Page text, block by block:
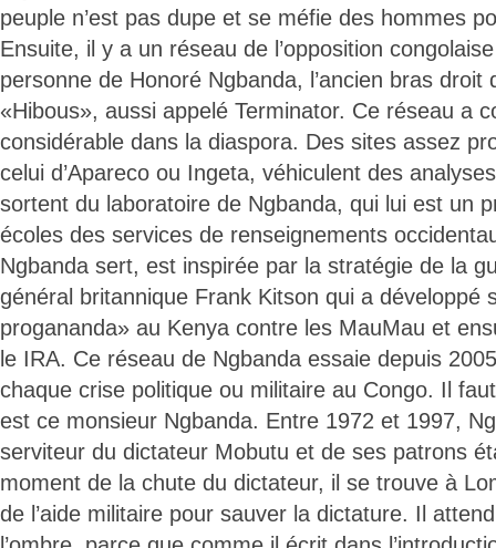
peuple n’est pas dupe et se méfie des hommes
Ensuite, il y a un réseau de l’opposition
personne de Honoré Ngbanda, l’ancien bras
«Hibous», aussi appelé Terminator. Ce réseau a
considérable dans la diaspora. Des sites assez
celui d’Apareco ou Ingeta, véhiculent des
sortent du laboratoire de Ngbanda, qui lui est un
écoles des services de renseignements
Ngbanda sert, est inspirée par la stratégie de la
général britannique Frank Kitson qui a développé
progananda» au Kenya contre les MauMau et
le IRA. Ce réseau de Ngbanda essaie depuis
chaque crise politique ou militaire au Congo. Il
est ce monsieur Ngbanda. Entre 1972 et 1997,
serviteur du dictateur Mobutu et de ses patrons
moment de la chute du dictateur, il se trouve à
de l’aide militaire pour sauver la dictature. Il